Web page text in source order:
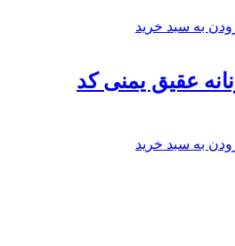
به سبد خرید
عقیق یمنی کد
به سبد خرید